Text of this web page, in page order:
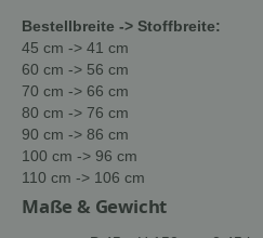
Bestellbreite -> Stoffbreite:
45 cm -> 41 cm
60 cm -> 56 cm
70 cm -> 66 cm
80 cm -> 76 cm
90 cm -> 86 cm
100 cm -> 96 cm
110 cm -> 106 cm
Maße & Gewicht